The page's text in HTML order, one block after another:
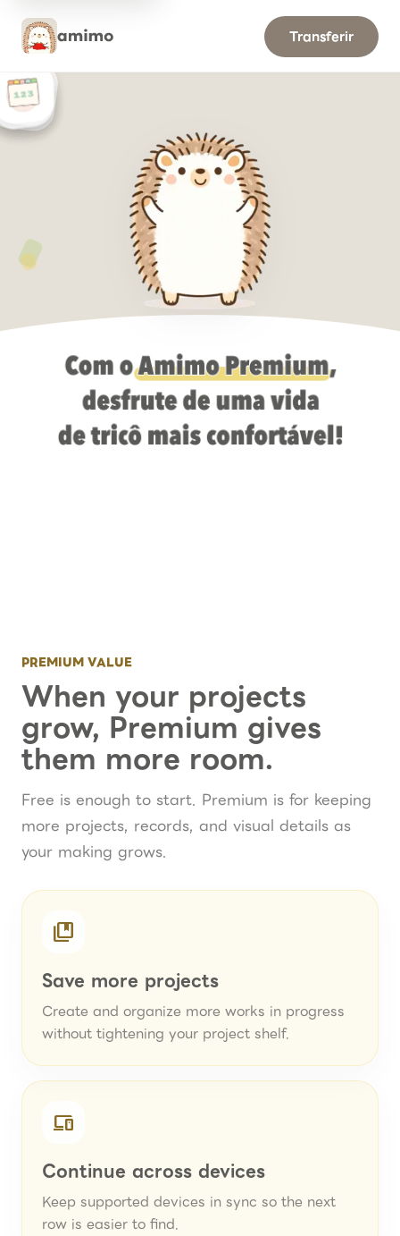
Transferir
amimo Premium
PREMIUM VALUE
When your projects
grow, Premium gives
them more room.
Free is enough to start. Premium is for keeping
more projects, records, and visual details as
your making grows.
collections_bookmark
Save more projects
Create and organize more works in progress
without tightening your project shelf.
devices
Continue across devices
Keep supported devices in sync so the next
row is easier to find.